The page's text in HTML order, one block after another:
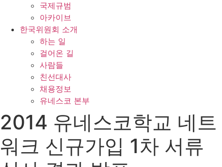
국제규범
아카이브
한국위원회 소개
하는 일
걸어온 길
사람들
친선대사
채용정보
유네스코 본부
2014 유네스코학교 네트
워크 신규가입 1차 서류